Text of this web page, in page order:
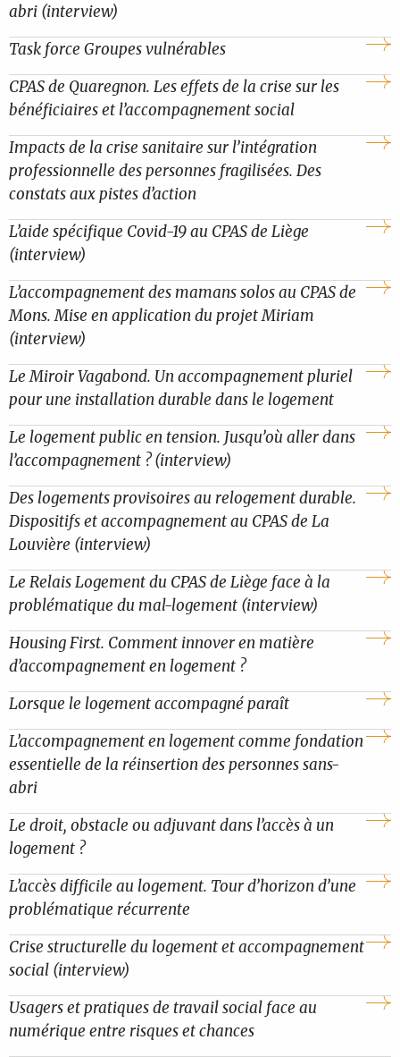
abri (interview)
Task force Groupes vulnérables
CPAS de Quaregnon. Les effets de la crise sur les
bénéficiaires et l’accompagnement social
Impacts de la crise sanitaire sur l’intégration
professionnelle des personnes fragilisées. Des
constats aux pistes d’action
L’aide spécifique Covid-19 au CPAS de Liège
(interview)
L’accompagnement des mamans solos au CPAS de
Mons. Mise en application du projet Miriam
(interview)
Le Miroir Vagabond. Un accompagnement pluriel
pour une installation durable dans le logement
Le logement public en tension. Jusqu’où aller dans
l’accompagnement ? (interview)
Des logements provisoires au relogement durable.
Dispositifs et accompagnement au CPAS de La
Louvière (interview)
Le Relais Logement du CPAS de Liège face à la
problématique du mal-logement (interview)
Housing First. Comment innover en matière
d’accompagnement en logement ?
Lorsque le logement accompagné paraît
L’accompagnement en logement comme fondation
essentielle de la réinsertion des personnes sans-
abri
Le droit, obstacle ou adjuvant dans l’accès à un
logement ?
L’accès difficile au logement. Tour d’horizon d’une
problématique récurrente
Crise structurelle du logement et accompagnement
social (interview)
Usagers et pratiques de travail social face au
numérique entre risques et chances